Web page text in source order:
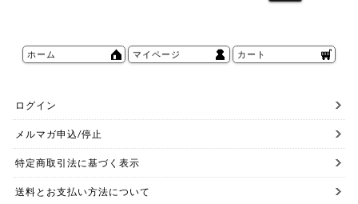
ホーム マイページ カート
ログイン
メルマガ申込/停止
特定商取引法に基づく表示
送料とお支払い方法について